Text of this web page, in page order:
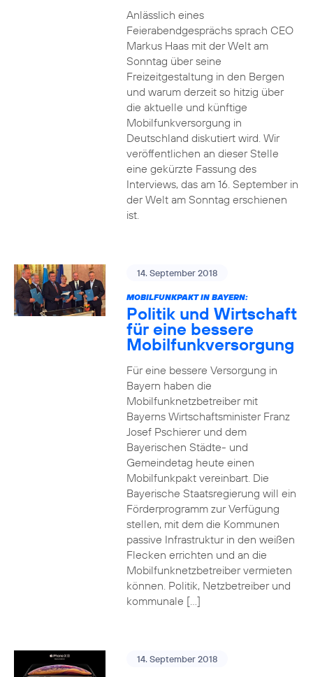
Anlässlich eines
Feierabendgesprächs sprach CEO
Markus Haas mit der Welt am
Sonntag über seine
Freizeitgestaltung in den Bergen
und warum derzeit so hitzig über
die aktuelle und künftige
Mobilfunkversorgung in
Deutschland diskutiert wird. Wir
veröffentlichen an dieser Stelle
eine gekürzte Fassung des
Interviews, das am 16. September in
der Welt am Sonntag erschienen
ist.
14. September 2018
MOBILFUNKPAKT IN BAYERN:
Politik und Wirtschaft
für eine bessere
Mobilfunkversorgung
Für eine bessere Versorgung in
Bayern haben die
Mobilfunknetzbetreiber mit
Bayerns Wirtschaftsminister Franz
Josef Pschierer und dem
Bayerischen Städte- und
Gemeindetag heute einen
Mobilfunkpakt vereinbart. Die
Bayerische Staatsregierung will ein
Förderprogramm zur Verfügung
stellen, mit dem die Kommunen
passive Infrastruktur in den weißen
Flecken errichten und an die
Mobilfunknetzbetreiber vermieten
können. Politik, Netzbetreiber und
kommunale […]
14. September 2018